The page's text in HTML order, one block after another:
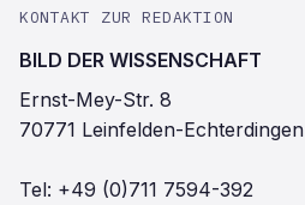
KONTAKT ZUR REDAKTION
BILD DER WISSENSCHAFT
Ernst-Mey-Str. 8
70771 Leinfelden-Echterdingen
Tel: +49 (0)711 7594-392